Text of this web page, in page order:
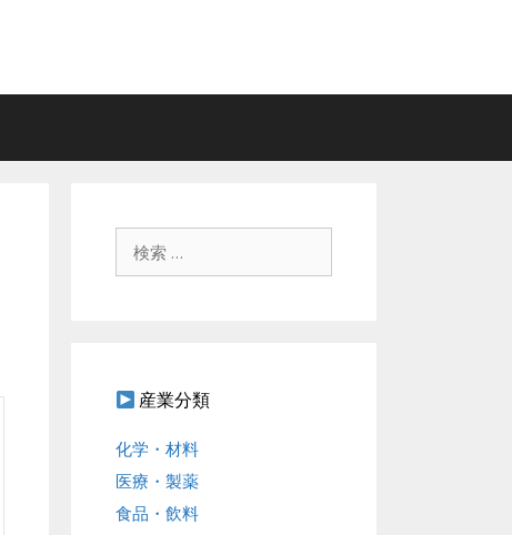
産業分類
化学・材料
医療・製薬
食品・飲料